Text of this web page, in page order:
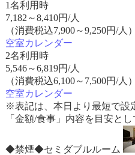
1名利用時
7,182 ～8,410円/人
（消費税込7,900～9,250円/人）
空室カレンダー
2名利用時
5,546～6,819円/人
（消費税込6,100～7,500円/人）
空室カレンダー
※表記は、本日より最短で設
「金額/食事」内容を目安とし
◆禁煙◆セミダブルルーム